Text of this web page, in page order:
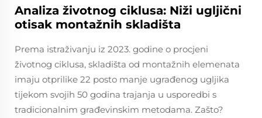
Analiza životnog ciklusa: Niži ugljični
otisak montažnih skladišta
Prema istraživanju iz 2023. godine o procjeni
životnog ciklusa, skladišta od montažnih elemenata
imaju otprilike 22 posto manje ugrađenog ugljika
tijekom svojih 50 godina trajanja u usporedbi s
tradicionalnim građevinskim metodama. Zašto?